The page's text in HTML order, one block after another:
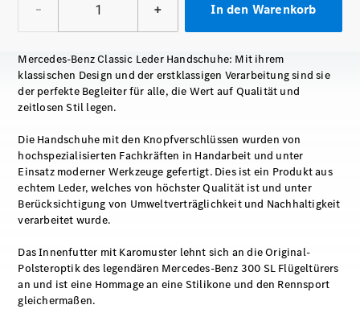
– + In den Warenkorb
Mercedes-Benz Classic Leder Handschuhe: Mit ihrem
klassischen Design und der erstklassigen Verarbeitung sind sie
der perfekte Begleiter für alle, die Wert auf Qualität und
zeitlosen Stil legen.
Die Handschuhe mit den Knopfverschlüssen wurden von
hochspezialisierten Fachkräften in Handarbeit und unter
Einsatz moderner Werkzeuge gefertigt. Dies ist ein Produkt aus
echtem Leder, welches von höchster Qualität ist und unter
Berücksichtigung von Umweltverträglichkeit und Nachhaltigkeit
verarbeitet wurde.
Das Innenfutter mit Karomuster lehnt sich an die Original-
Polsteroptik des legendären Mercedes-Benz 300 SL Flügeltürers
an und ist eine Hommage an eine Stilikone und den Rennsport
gleichermaßen.